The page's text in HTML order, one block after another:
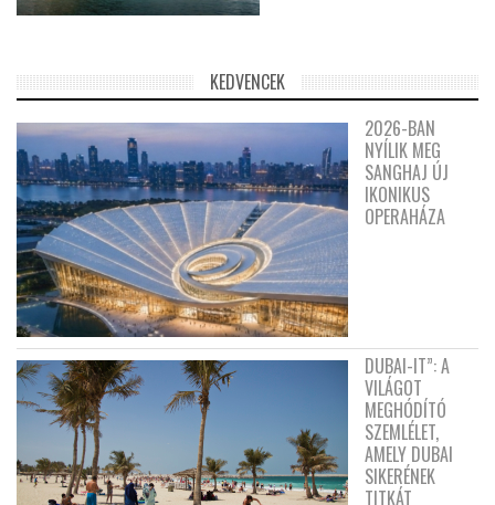
KEDVENCEK
2026-BAN
NYÍLIK MEG
SANGHAJ ÚJ
IKONIKUS
OPERAHÁZA
DUBAI-IT”: A
VILÁGOT
MEGHÓDÍTÓ
SZEMLÉLET,
AMELY DUBAI
SIKERÉNEK
TITKÁT